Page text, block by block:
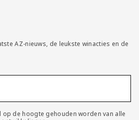
AZ-nieuws, de leukste winacties en de
op de hoogte gehouden worden van alle